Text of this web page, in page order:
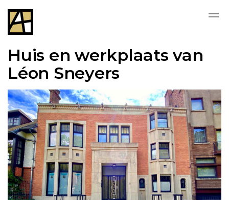
Huis en werkplaats van
Léon Sneyers